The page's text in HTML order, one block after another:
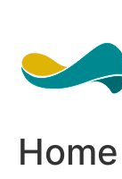
conteúdo
Home